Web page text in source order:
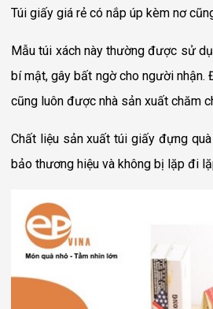
Túi giấy giá rẻ có nắp úp kèm nơ
Mẫu túi xách này thường được sử
bí mật, gây bất ngờ cho người
cũng luôn được nhà sản xuất chăm
Chất liệu sản xuất túi giấy đựng
bảo thương hiệu và không bị lặp đi